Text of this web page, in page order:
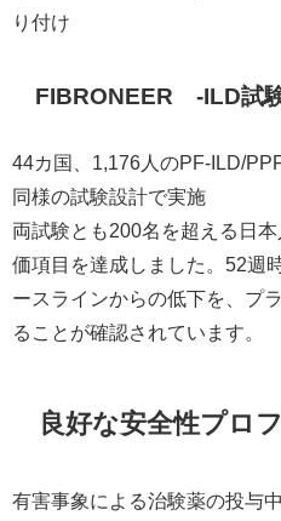
り付け
FIBRONEER™-ILD試
44カ国、1,176人のPF-ILD/
同様の試験設計で実施
両試験とも200名を超える日
価項目を達成しました。52週
ースラインからの低下を、プ
ることが確認されています。
良好な安全性プロ
有害事象による治験薬の投与